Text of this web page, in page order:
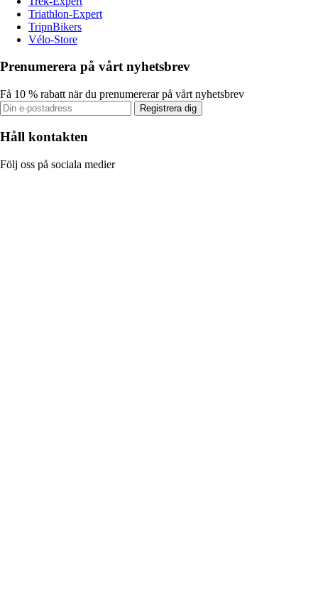
Triathlon-Expert
TripnBikers
Vélo-Store
Prenumerera på vårt nyhetsbrev
Få 10 % rabatt när du prenumererar på vårt nyhetsbrev
Registrera dig
Håll kontakten
Följ oss på sociala medier